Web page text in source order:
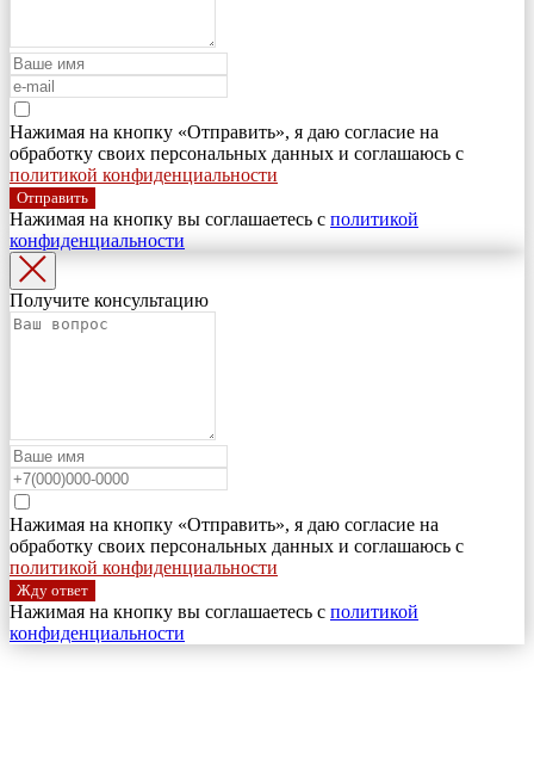
Нажимая на кнопку «Отправить», я даю согласие на
обработку своих персональных данных и соглашаюсь с
политикой конфиденциальности
Отправить
Нажимая на кнопку вы соглашаетесь с политикой
конфиденциальности
Получите консультацию
Нажимая на кнопку «Отправить», я даю согласие на
обработку своих персональных данных и соглашаюсь с
политикой конфиденциальности
Жду ответ
Нажимая на кнопку вы соглашаетесь с политикой
конфиденциальности